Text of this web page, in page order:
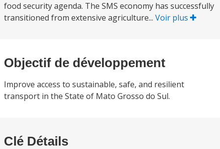
food security agenda. The SMS economy has successfully
transitioned from extensive agriculture... Voir plus
Objectif de développement
Improve access to sustainable, safe, and resilient
transport in the State of Mato Grosso do Sul.
Clé Détails